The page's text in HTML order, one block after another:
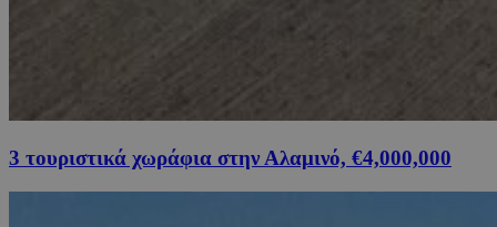
3 τουριστικά χωράφια στην Αλαμινό, €4,000,000